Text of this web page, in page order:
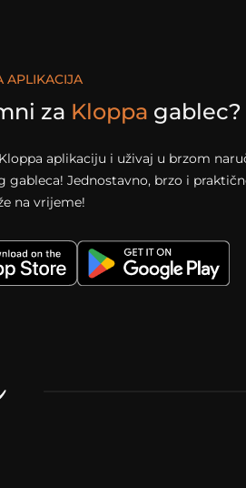
APLIKACIJA
za Kloppa gablec?
aplikaciju i uživaj u brzom
gableca! Jednostavno, brzo i
na vrijeme!